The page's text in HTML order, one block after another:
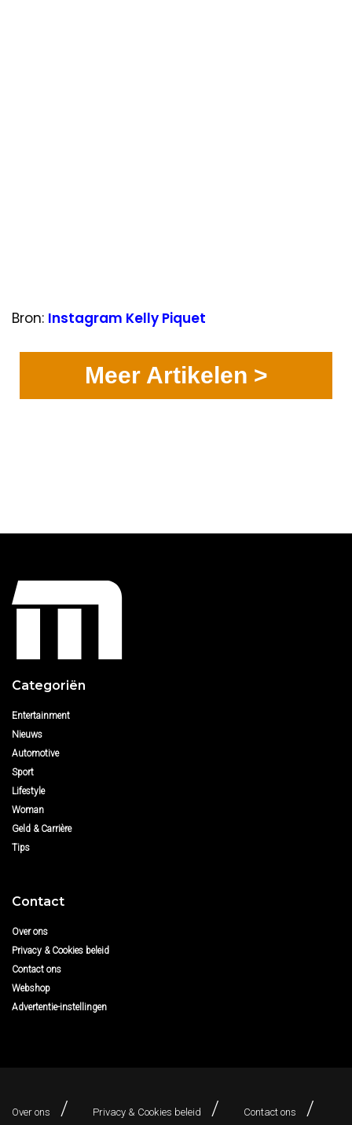
Bron: Instagram Kelly Piquet
Meer Artikelen >
Categoriën
Entertainment
Nieuws
Automotive
Sport
Lifestyle
Woman
Geld & Carrière
Tips
Contact
Over ons
Privacy & Cookies beleid
Contact ons
Webshop
Advertentie-instellingen
Over ons Privacy & Cookies beleid Contact ons